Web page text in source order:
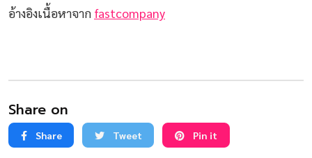
อ้างอิงเนื้อหาจาก fastcompany
Share on
Share Tweet Pin it